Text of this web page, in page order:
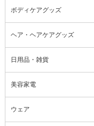
その他香水・ヘアフレグランス
バスソルト
メイクアップ・ケアグッズ全て
コットン・綿棒
洗顔グッズ
ブラシ・チップ
ツィザー・毛抜き
ボディケアグッズ
ボディケアグッズ全て
マッサージ・ボディケアグッズ
かかと・角質ケアグッズ
絆創膏
ヘア・ヘアケアグッズ
ヘア・ヘアケアグッズ全て
ヘアゴム
ヘアバンド
日用品・雑貨
日用品・雑貨全て
柔軟剤
美容家電
美容家電全て
ウェア